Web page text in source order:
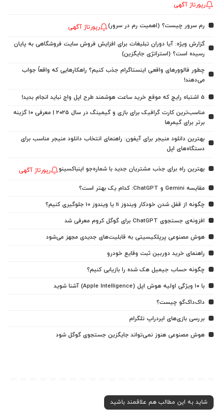
رپورتاژ آگهی
رم سرور چیست؟ (اهمیت رم در سرور) رپورتاژ آگهی
گزارش ویژه: آیا دوران تبلیغات برای افزایش فروش سایت فروشگاهی به پایان
رسیده است؟ (استراتژی جایگزین)
چطور فالوورهای واقعی اینستاگرام جذب کنیم؟ راهکارهایی که واقعاً جواب
می‌دهند!
5 اشتباه رایج که موقع خرید ساعت هوشمند طرح اپل واچ نباید انجام بدید!
مناسب‌ترین کارت گرافیک برای بازی و گیمینگ در سال ۲۰۲۵ | معرفی ۱۰ گزینه
برتر برای گیمرها
بهترین دانلود منیجر برای آیفون: راهنمای انتخاب دانلود منیجر مناسب برای
دستگاه‌های اپل
بهترین راه برای جذب مشتریان جدید با شماره‌جو اینباکسینو رپورتاژ آگهی
مقایسه Gemini و ChatGPT: کدام یک بهتر است؟
چگونه از قفل شدن خودکار ویندوز 11 یا ویندوز 10 جلوگیری کنیم؟
افزونه‌ی جستجوی ChatGPT برای گوگل کروم معرفی شد
هوش مصنوعی پرپلکیسیتی به قابلیت‌های جدیدی مجهز می‌شود
راهنمای خرید دوربین ثبت وقایع خودرو
چگونه حساب جیمیل هک شده را بازیابی کنیم؟
با ۱۰ ویژگی اولیه هوش اپل (Apple Intelligence) آشنا شوید
داک‌داک‌گو چیست؟
بررسی بازی‌های ایردراپ تلگرام
هوش مصنوعی هنوز نمی‌تواند جایگزین جستجوی گوگل شود
شاید به این مطالب هم علاقمند باشید